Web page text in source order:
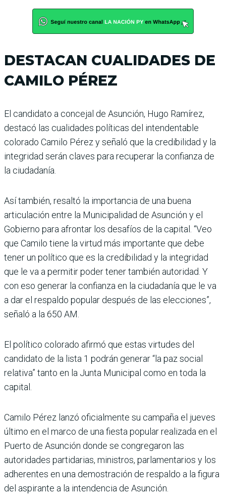
DESTACAN CUALIDADES DE
CAMILO PÉREZ
El candidato a concejal de Asunción, Hugo Ramírez,
destacó las cualidades políticas del intendentable
colorado Camilo Pérez y señaló que la credibilidad y la
integridad serán claves para recuperar la confianza de
la ciudadanía.
Así también, resaltó la importancia de una buena
articulación entre la Municipalidad de Asunción y el
Gobierno para afrontar los desafíos de la capital. “Veo
que Camilo tiene la virtud más importante que debe
tener un político que es la credibilidad y la integridad
que le va a permitir poder tener también autoridad. Y
con eso generar la confianza en la ciudadanía que le va
a dar el respaldo popular después de las elecciones”,
señaló a la 650 AM.
El político colorado afirmó que estas virtudes del
candidato de la lista 1 podrán generar “la paz social
relativa” tanto en la Junta Municipal como en toda la
capital.
Camilo Pérez lanzó oficialmente su campaña el jueves
último en el marco de una fiesta popular realizada en el
Puerto de Asunción donde se congregaron las
autoridades partidarias, ministros, parlamentarios y los
adherentes en una demostración de respaldo a la figura
del aspirante a la intendencia de Asunción.